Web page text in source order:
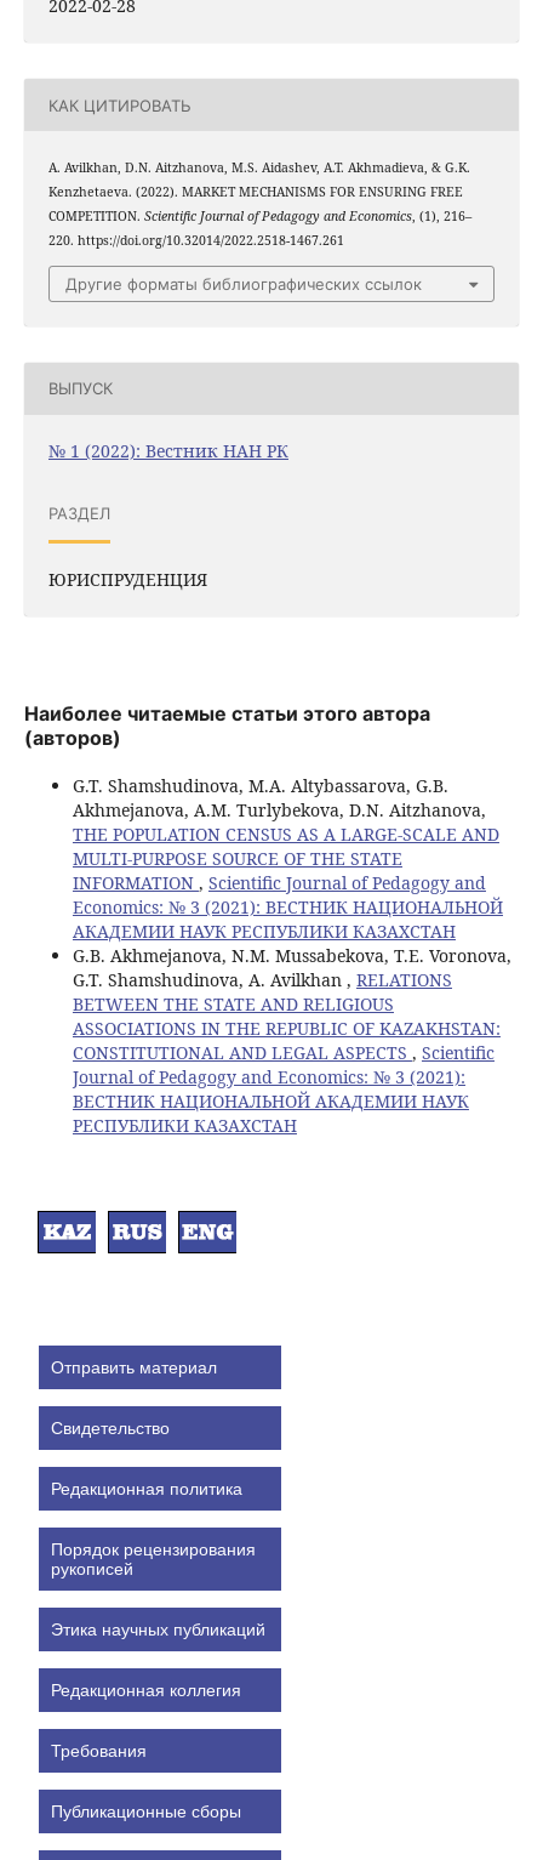
2022-02-28
КАК ЦИТИРОВАТЬ
A. Avilkhan, D.N. Aitzhanova, M.S. Aidashev, A.T. Akhmadieva, & G.K.
Kenzhetaeva. (2022). MARKET MECHANISMS FOR ENSURING FREE
COMPETITION. Scientific Journal of Pedagogy and Economics, (1), 216–
220. https://doi.org/10.32014/2022.2518-1467.261
Другие форматы библиографических ссылок
ВЫПУСК
№ 1 (2022): Вестник НАН РК
РАЗДЕЛ
ЮРИСПРУДЕНЦИЯ
Наиболее читаемые статьи этого автора
(авторов)
G.T. Shamshudinova, M.A. Altybassarova, G.B.
Akhmejanova, A.M. Turlybekova, D.N. Aitzhanova,
THE POPULATION CENSUS AS A LARGE-SCALE AND
MULTI-PURPOSE SOURCE OF THE STATE
INFORMATION , Scientific Journal of Pedagogy and
Economics: № 3 (2021): ВЕСТНИК НАЦИОНАЛЬНОЙ
АКАДЕМИИ НАУК РЕСПУБЛИКИ КАЗАХСТАН
G.B. Akhmejanova, N.M. Mussabekova, T.E. Voronova,
G.T. Shamshudinova, A. Avilkhan , RELATIONS
BETWEEN THE STATE AND RELIGIOUS
ASSOCIATIONS IN THE REPUBLIC OF KAZAKHSTAN:
CONSTITUTIONAL AND LEGAL ASPECTS , Scientific
Journal of Pedagogy and Economics: № 3 (2021):
ВЕСТНИК НАЦИОНАЛЬНОЙ АКАДЕМИИ НАУК
РЕСПУБЛИКИ КАЗАХСТАН
Отправить материал
Свидетельство
Редакционная политика
Порядок рецензирования
рукописей
Этика научных публикаций
Редакционная коллегия
Требования
Публикационные сборы